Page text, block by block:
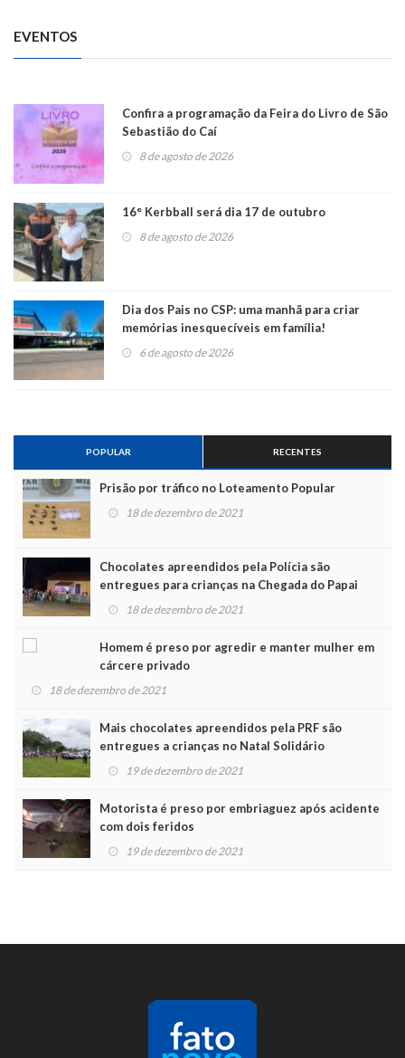
EVENTOS
Confira a programação da Feira do Livro de São
Sebastião do Caí
8 de agosto de 2026
16° Kerbball será dia 17 de outubro
8 de agosto de 2026
Dia dos Pais no CSP: uma manhã para criar
memórias inesquecíveis em família!
6 de agosto de 2026
POPULAR RECENTES
Prisão por tráfico no Loteamento Popular
18 de dezembro de 2021
Chocolates apreendidos pela Polícia são
entregues para crianças na Chegada do Papai
Noel
18 de dezembro de 2021
Homem é preso por agredir e manter mulher em
cárcere privado
18 de dezembro de 2021
Mais chocolates apreendidos pela PRF são
entregues a crianças no Natal Solidário
19 de dezembro de 2021
Motorista é preso por embriaguez após acidente
com dois feridos
19 de dezembro de 2021